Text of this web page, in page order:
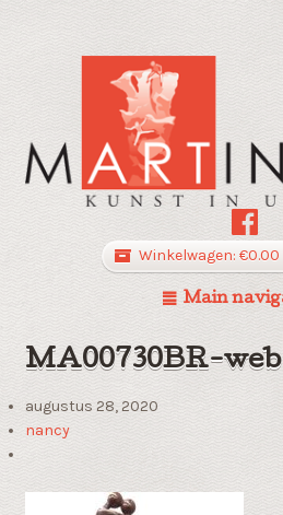
Winkelwagen: €0.00
Main
MA00730BR-web
augustus 28, 2020
nancy